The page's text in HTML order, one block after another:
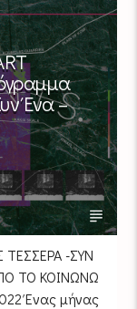
Ένα –
-ΣΥΝ
ΤΟ ΚΟΙΝΩΝΩ
Ένας μήνας